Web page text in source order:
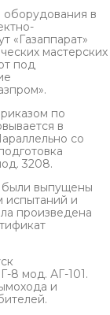
оборудования в
«Газаппарат»
мастерских
под
по
в
со
3208.
были выпущены
испытаний и
произведена
8 мод. АГ-101.
и